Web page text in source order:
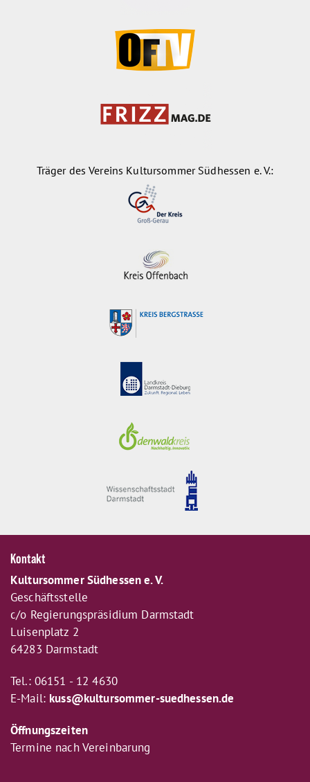
Träger des Vereins Kultursommer Südhessen e. V.:
Kontakt
Kultursommer Südhessen e. V.
Geschäftsstelle
c/o Regierungspräsidium Darmstadt
Luisenplatz 2
64283 Darmstadt
Tel.: 06151 - 12 4630
E-Mail: kuss@kultursommer-suedhessen.de
Öffnungszeiten
Termine nach Vereinbarung